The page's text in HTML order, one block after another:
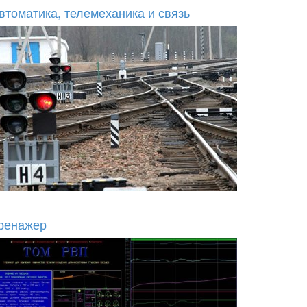
телемеханика и связь